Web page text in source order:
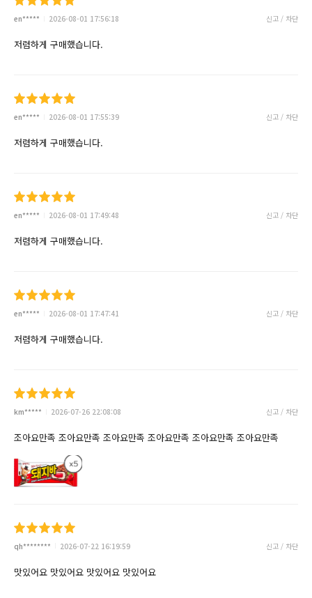
en***** 2026-08-01 17:56:18 신고 / 차단
저렴하게 구매했습니다.
en***** 2026-08-01 17:55:39 신고 / 차단
저렴하게 구매했습니다.
en***** 2026-08-01 17:49:48 신고 / 차단
저렴하게 구매했습니다.
en***** 2026-08-01 17:47:41 신고 / 차단
저렴하게 구매했습니다.
km***** 2026-07-26 22:08:08 신고 / 차단
조아요만족 조아요만족 조아요만족 조아요만족 조아요만족 조아요만족
qh******** 2026-07-22 16:19:59 신고 / 차단
맛있어요 맛있어요 맛있어요 맛있어요